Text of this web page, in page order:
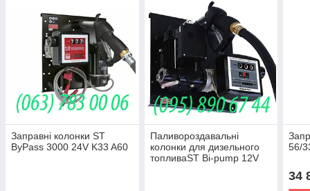
Заправні колонки ST
ByPass 3000 24V K33 A60
Паливороздавальні
колонки для дизельного
топливаЅТ Bi-pump 12V
56/
34